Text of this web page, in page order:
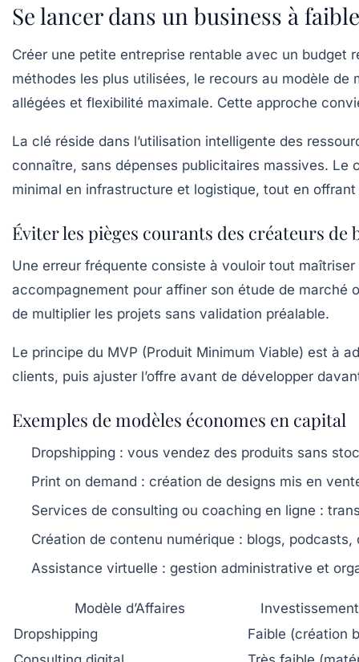
Se lancer dans un business à
Créer une petite entreprise rentable avec un budget
méthodes les plus utilisées, le recours au modèle
allégées et flexibilité maximale. Cette approche
La clé réside dans l’utilisation intelligente des
connaître, sans dépenses publicitaires massives. Le
minimal en infrastructure et logistique, tout en
Éviter les pièges courants des créateurs de
Une erreur fréquente consiste à vouloir tout
accompagnement pour affiner son étude de marché
de multiplier les projets sans validation préalable.
Le principe du MVP (Produit Minimum Viable) est à
clients, puis ajuster l’offre avant de développer
Exemples de modèles économes en capital
Dropshipping : vous vendez des produits sans
Print on demand : création de designs mis en
Services de consulting ou coaching en ligne :
Création de contenu numérique : blogs, podcasts,
Assistance virtuelle : gestion administrative et
Modèle d’Affaires
Dropshipping
Faible (création